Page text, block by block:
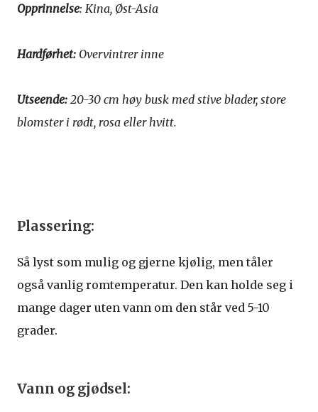
Opprinnelse: Kina, Øst-Asia
Hardførhet: Overvintrer inne
Utseende: 20-30 cm høy busk med stive blader, store
blomster i rødt, rosa eller hvitt.
Plassering:
Så lyst som mulig og gjerne kjølig, men tåler
også vanlig romtemperatur. Den kan holde seg i
mange dager uten vann om den står ved 5-10
grader.
Vann og gjødsel: